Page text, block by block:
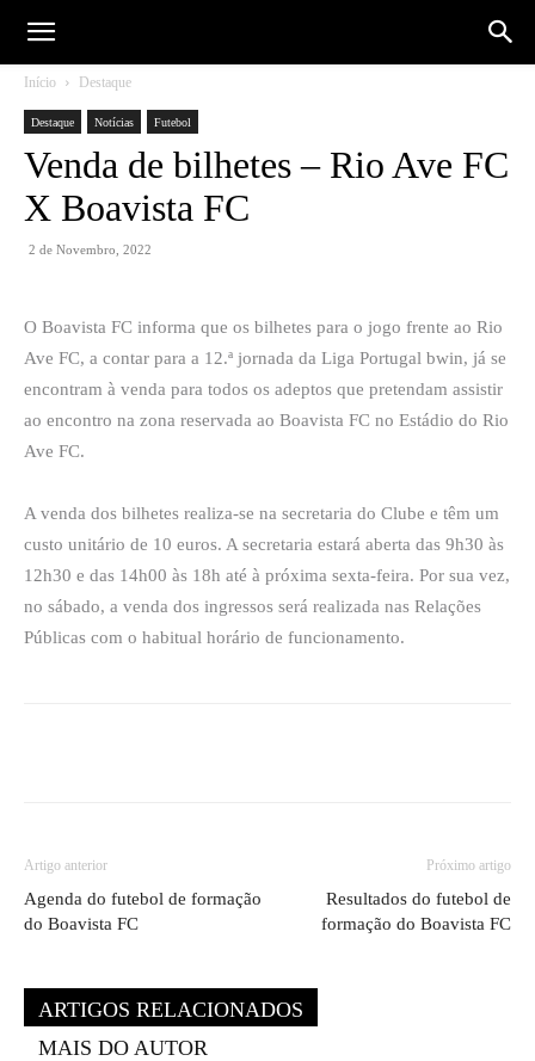
Início Destaque
Destaque Notícias Futebol
Venda de bilhetes – Rio Ave FC
X Boavista FC
2 de Novembro, 2022
O Boavista FC informa que os bilhetes para o jogo frente ao Rio
Ave FC, a contar para a 12.ª jornada da Liga Portugal bwin, já se
encontram à venda para todos os adeptos que pretendam assistir
ao encontro na zona reservada ao Boavista FC no Estádio do Rio
Ave FC.
A venda dos bilhetes realiza-se na secretaria do Clube e têm um
custo unitário de 10 euros. A secretaria estará aberta das 9h30 às
12h30 e das 14h00 às 18h até à próxima sexta-feira. Por sua vez,
no sábado, a venda dos ingressos será realizada nas Relações
Públicas com o habitual horário de funcionamento.
Artigo anterior
Agenda do futebol de formação
do Boavista FC
Próximo artigo
Resultados do futebol de
formação do Boavista FC
ARTIGOS RELACIONADOS
MAIS DO AUTOR